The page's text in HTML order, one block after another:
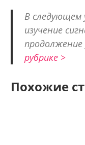
В следующем
изучение
рубрике >
Похожие